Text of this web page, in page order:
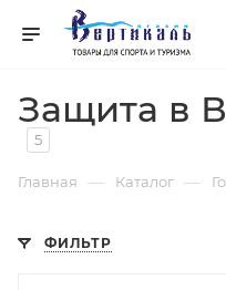
Защита в
5
Главная — Каталог —
ФИЛЬТР